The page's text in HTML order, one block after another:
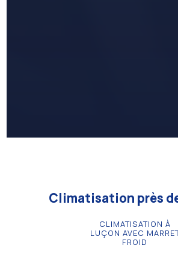
Climatisation près
CLIMATISATION À
LUÇON AVEC
FROID